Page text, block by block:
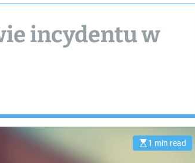
incydentu w
E
1 min read